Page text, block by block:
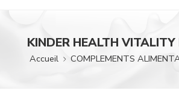
KINDER HEALTH
Accueil COMPLEMENTS